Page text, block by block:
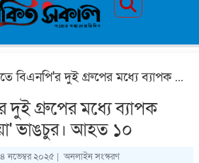
গাংনীতে বিএনপি'র দুই গ্রুপের মধ্যে ব্যাপক ধাওয়া পাল্টা ধাওয়া' ভাঙচুর। আহত ১০
দুই গ্রুপের মধ্যে ব্যাপক
ভাঙচুর। আহত ১০
নভেম্বর ২০২৫ | অনলাইন সংস্করণ